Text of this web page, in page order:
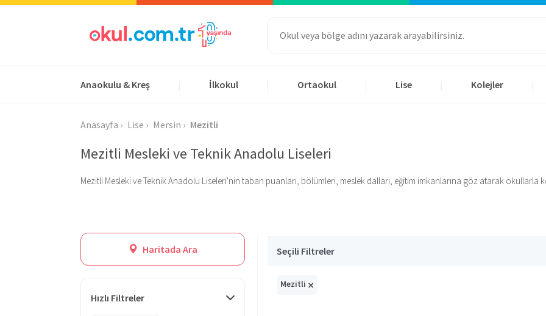
Anaokulu & Kreş İlkokul Ortaokul Lise Kolejler
Anasayfa Lise Mersin Mezitli
Mezitli Mesleki ve Teknik Anadolu Liseleri
Mezitli Mesleki ve Teknik Anadolu Liseleri'nin taban puanları, bölümleri, meslek dalları, eğitim imkanlarına göz atarak okullarla
Haritada Ara
Hızlı Filtreler
Seçili Filtreler
Mezitli ×